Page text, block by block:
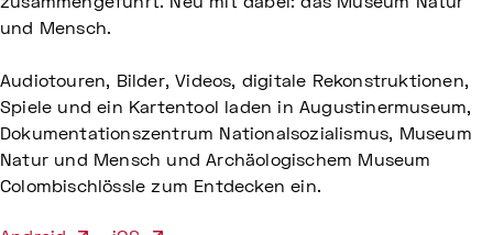
zusammengeführt. Neu mit dabei: das Museum Natur
und Mensch.
Audiotouren, Bilder, Videos, digitale Rekonstruktionen,
Spiele und ein Kartentool laden in Augustinermuseum,
Dokumentationszentrum Nationalsozialismus, Museum
Natur und Mensch und Archäologischem Museum
Colombischlössle zum Entdecken ein.